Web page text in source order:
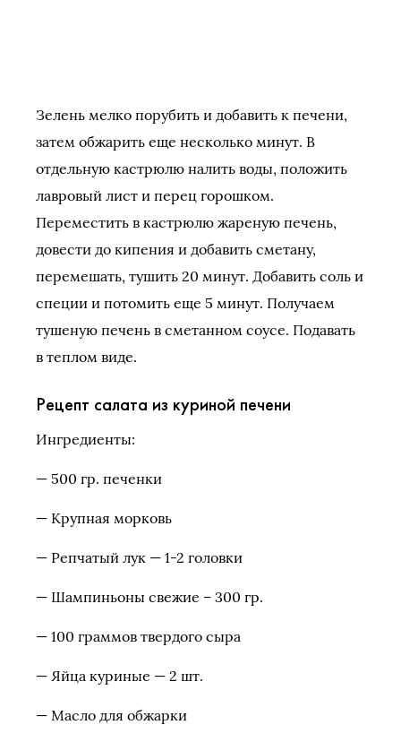
Зелень мелко порубить и добавить к печени,
затем обжарить еще несколько минут. В
отдельную кастрюлю налить воды, положить
лавровый лист и перец горошком.
Переместить в кастрюлю жареную печень,
довести до кипения и добавить сметану,
перемешать, тушить 20 минут. Добавить соль и
специи и потомить еще 5 минут. Получаем
тушеную печень в сметанном соусе. Подавать
в теплом виде.
Рецепт салата из куриной печени
Ингредиенты:
— 500 гр. печенки
— Крупная морковь
— Репчатый лук — 1-2 головки
— Шампиньоны свежие – 300 гр.
— 100 граммов твердого сыра
— Яйца куриные — 2 шт.
— Масло для обжарки